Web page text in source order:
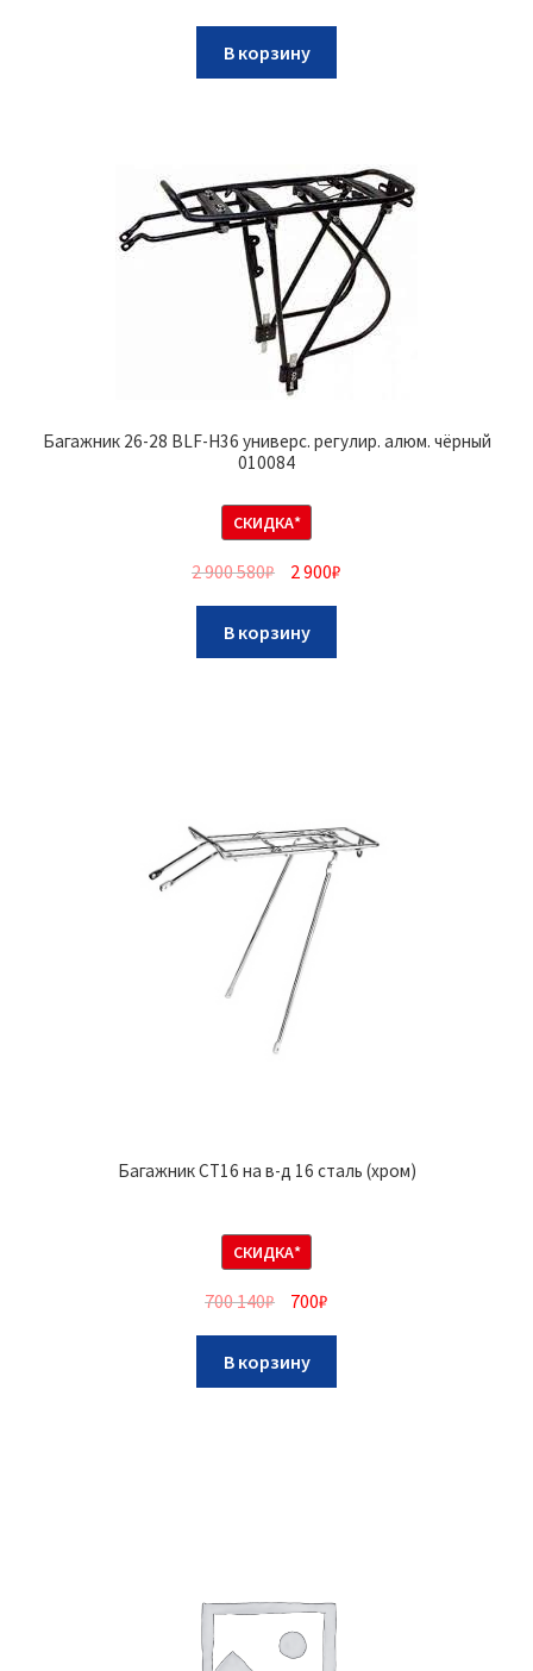
В корзину
Багажник 26-28 BLF-H36 универс. регулир. алюм. чёрный
010084
СКИДКА*
2 900 580₽ 2 900₽
В корзину
Багажник CT16 на в-д 16 сталь (хром)
СКИДКА*
700 140₽ 700₽
В корзину